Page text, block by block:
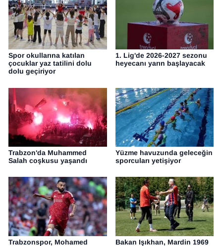
Spor okullarına katılan
çocuklar yaz tatilini dolu
dolu geçiriyor
1. Lig'de 2026-2027 sezonu
heyecanı yarın başlayacak
Trabzon'da Muhammed
Salah coşkusu yaşandı
Yüzme havuzunda geleceğin
sporcuları yetişiyor
Trabzonspor, Mohamed
Bakan Işıkhan, Mardin 1969